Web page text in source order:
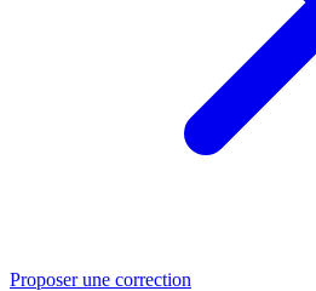
Proposer une correction